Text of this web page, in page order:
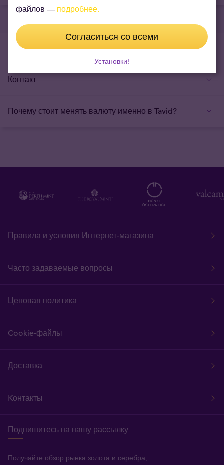
Услуги
Контакт
Почему стоит менять валюту именно в Tavid?
Правила и условия Интернет-магазина
Часто задаваемые вопросы
Ценовая политика
Cookie-файлы
Доставка
Kонтакты
Подпишитесь на нашу рассылку
Получайте обзор рынка золота и серебра,
файлов — подробнее.
Согласиться со всеми
Установки!